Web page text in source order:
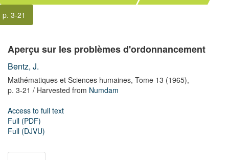
p. 3-21
Aperçu sur les problèmes d'ordonnancement
Bentz, J.
Mathématiques et Sciences humaines, Tome 13 (1965),
p. 3-21 / Harvested from Numdam
Access to full text
Full (PDF)
Full (DJVU)